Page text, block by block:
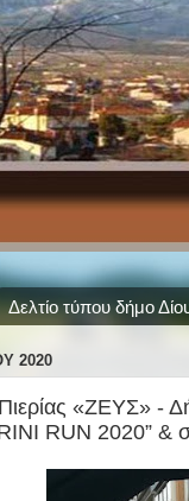
Δελτίο τύπου δήμο
2020
«ΖΕΥΣ» -
RUN 2020” &